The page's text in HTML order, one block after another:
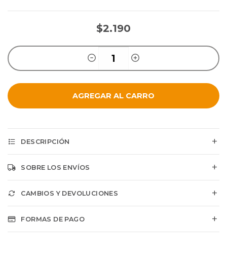
$2.190
AGREGAR AL CARRO
DESCRIPCIÓN
SOBRE LOS ENVÍOS
CAMBIOS Y DEVOLUCIONES
FORMAS DE PAGO